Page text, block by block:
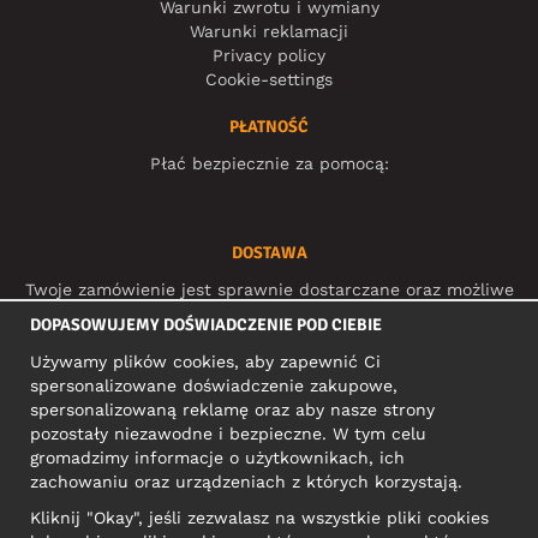
Warunki zwrotu i wymiany
Warunki reklamacji
Privacy policy
Cookie-settings
PŁATNOŚĆ
Płać bezpiecznie za pomocą:
DOSTAWA
Twoje zamówienie jest sprawnie dostarczane oraz możliwe
do śledzenia dzięki:
MEDIA SPOŁECZNOŚCIOWE
ADRES KONTAKTOWY
Motley Denim Europe OÜ
DOPASOWUJEMY DOŚWIADCZENIE POD CIEBIE
Używamy plików cookies, aby zapewnić Ci
spersonalizowane doświadczenie zakupowe,
spersonalizowaną reklamę oraz aby nasze strony
pozostały niezawodne i bezpieczne. W tym celu
gromadzimy informacje o użytkownikach, ich
zachowaniu oraz urządzeniach z których korzystają.
Kliknij "Okay", jeśli zezwalasz na wszystkie pliki cookies